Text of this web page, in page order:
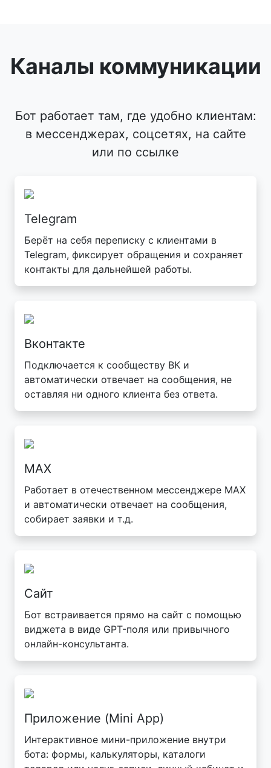
Каналы коммуникации
Бот работает там, где удобно клиентам:
в мессенджерах, соцсетях, на сайте
или по ссылке
Telegram
Берёт на себя переписку с клиентами в
Telegram, фиксирует обращения и сохраняет
контакты для дальнейшей работы.
Вконтакте
Подключается к сообществу ВК и
автоматически отвечает на сообщения, не
оставляя ни одного клиента без ответа.
MAX
Работает в отечественном мессенджере MAX
и автоматически отвечает на сообщения,
собирает заявки и т.д.
Сайт
Бот встраивается прямо на сайт с помощью
виджета в виде GPT-поля или привычного
онлайн-консультанта.
Приложение (Mini App)
Интерактивное мини-приложение внутри
бота: формы, калькуляторы, каталоги